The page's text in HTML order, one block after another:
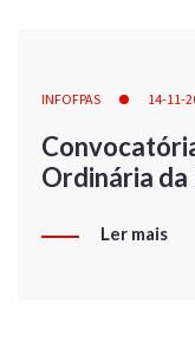
INFOFPAS 14-11-
Ordinária da
Ler mais